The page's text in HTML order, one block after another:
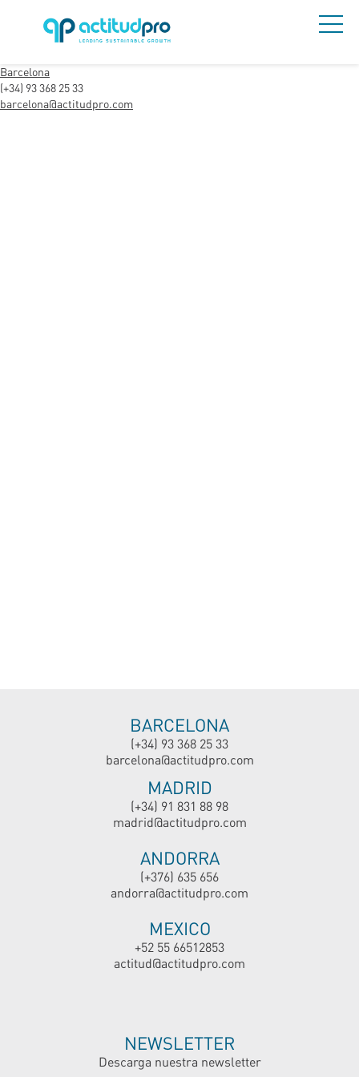
Barcelona
(+34) 93 368 25 33
barcelona@actitudpro.com
BARCELONA
(+34) 93 368 25 33
barcelona@actitudpro.com
MADRID
(+34) 91 831 88 98
madrid@actitudpro.com
ANDORRA
(+376) 635 656
andorra@actitudpro.com
MEXICO
+52 55 66512853
actitud@actitudpro.com
NEWSLETTER
Descarga nuestra newsletter